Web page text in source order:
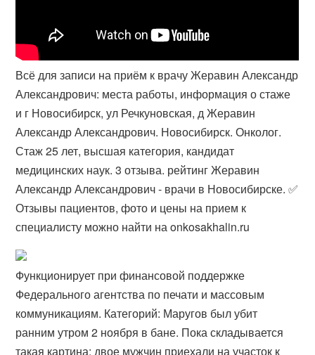
Всё для записи на приём к врачу Жеравин Александр
Александрович: места работы, информация о стаже
и г Новосибирск, ул Речкуновская, д Жеравин
Александр Александрович. Новосибирск. Онколог.
Стаж 25 лет, высшая категория, кандидат
медицинских наук. 3 отзыва. рейтинг Жеравин
Александр Александрович - врачи в Новосибирске. ✅
Отзывы пациентов, фото и цены на прием к
специалисту можно найти на onkosakhalin.ru
Функционирует при финансовой поддержке
Федерального агентства по печати и массовым
коммуникациям. Категорий: Маругов был убит
ранним утром 2 ноября в бане. Пока складывается
такая картина: двое мужчин приехали на участок к